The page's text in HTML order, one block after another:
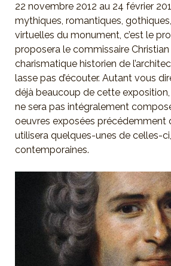
22 novembre 2012 au 24 février
mythiques, romantiques,
virtuelles du monument, c’est le
proposera le commissaire Christian
charismatique historien de
lasse pas d’écouter. Autant vous
déjà beaucoup de cette
ne sera pas intégralement
oeuvres exposées précédemment
utilisera quelques-unes de celles-
contemporaines.